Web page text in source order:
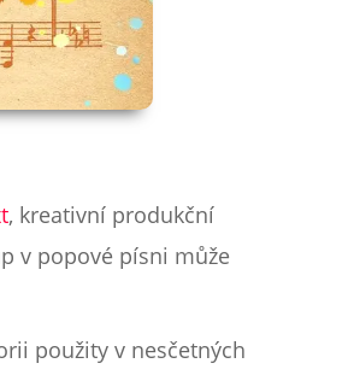
, kreativní produkční
v popové písni může
použity v nesčetných